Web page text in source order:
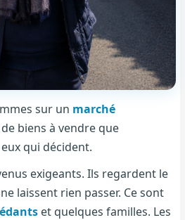
sur un marché
biens à vendre que
qui décident.
exigeants. Ils regardent le
laissent rien passer. Ce sont
et quelques familles. Les